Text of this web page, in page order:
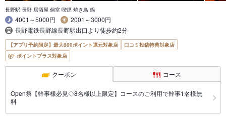
長野駅 長野 居酒屋 個室 喫煙 焼き鳥 鍋
4001～5000円
2001～3000円
長野電鉄長野線長野駅出口より徒歩約2分
【アプリ予約限定】最大800ポイント還元対象店
口コミ投稿特典対象店
ポイントプラス対象店
クーポン コース
Open祭【幹事様必見◇8名様以上限定】コースのご利用で幹事1名様無
料